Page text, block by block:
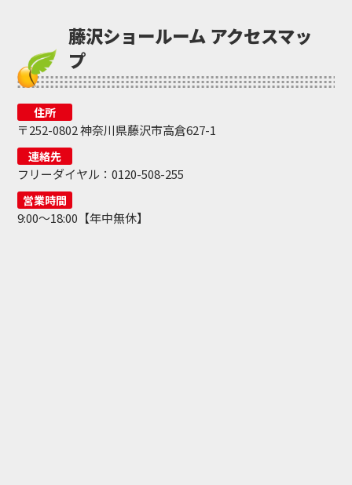
藤沢ショールーム アクセスマッ
プ
住所
〒252-0802 神奈川県藤沢市高倉627-1
連絡先
フリーダイヤル：0120-508-255
営業時間
9:00～18:00【年中無休】